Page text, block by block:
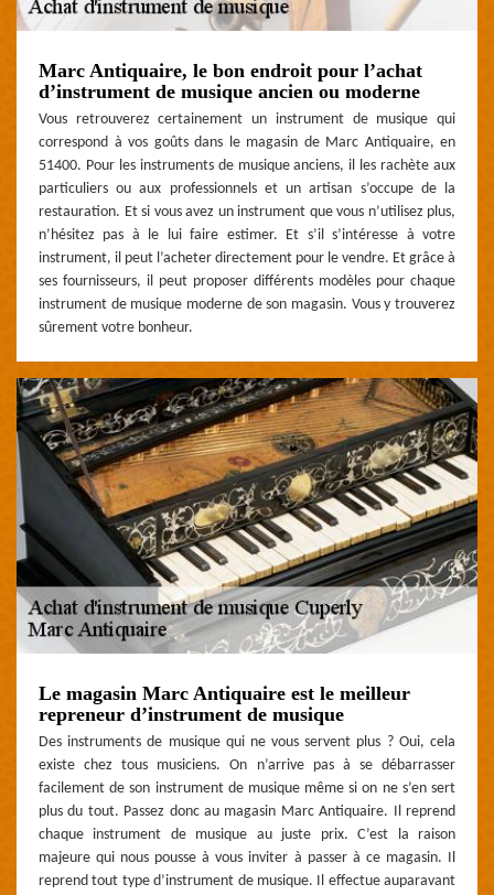
Marc Antiquaire, le bon endroit pour l’achat
d’instrument de musique ancien ou moderne
Vous retrouverez certainement un instrument de musique qui
correspond à vos goûts dans le magasin de Marc Antiquaire, en
51400. Pour les instruments de musique anciens, il les rachète aux
particuliers ou aux professionnels et un artisan s’occupe de la
restauration. Et si vous avez un instrument que vous n’utilisez plus,
n’hésitez pas à le lui faire estimer. Et s’il s’intéresse à votre
instrument, il peut l’acheter directement pour le vendre. Et grâce à
ses fournisseurs, il peut proposer différents modèles pour chaque
instrument de musique moderne de son magasin. Vous y trouverez
sûrement votre bonheur.
Le magasin Marc Antiquaire est le meilleur
repreneur d’instrument de musique
Des instruments de musique qui ne vous servent plus ? Oui, cela
existe chez tous musiciens. On n’arrive pas à se débarrasser
facilement de son instrument de musique même si on ne s’en sert
plus du tout. Passez donc au magasin Marc Antiquaire. Il reprend
chaque instrument de musique au juste prix. C’est la raison
majeure qui nous pousse à vous inviter à passer à ce magasin. Il
reprend tout type d’instrument de musique. Il effectue auparavant